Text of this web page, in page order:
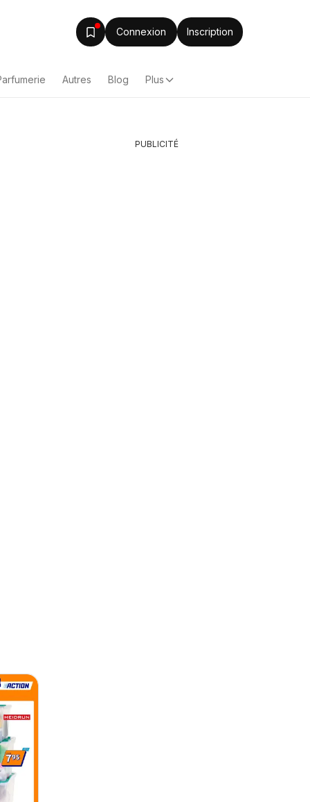
Connexion Inscription
Autres Blog Plus
PUBLICITÉ